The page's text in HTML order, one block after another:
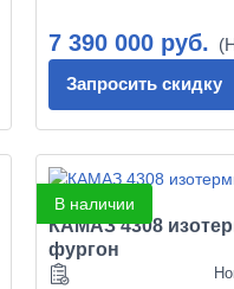
7 390 000 руб.
Запросить скидку
В наличии
КАМАЗ 4308
фургон